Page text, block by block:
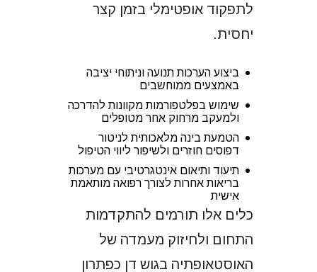
לתפקוד אופטימלי בזמן קצר
יחסית.
ביצוע הערכות תנועה וניתוחי יציבה
באמצעים ממוחשבים
שימוש בפלטפורמות מקוונות להדרכה
ולמעקב מרחוק אחר מטופלים
הטמעת בינה מלאכותית לניטור
דפוסים חוזרים ולשיפור ליווי הטיפול
תיעוד ותיאום אינטגרטיבי עם מערכות
בריאות אחרות לצורך רפואה מותאמת
אישית
כלים אלו תורמים להתקדמות
התחום ולחיזוק מעמדה של
האוסטאופתיה בגוש דן כפתרון